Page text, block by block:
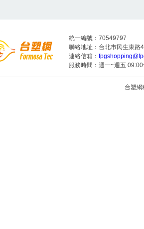
統一編號：70549797
聯絡地址：台北市民生東路
連絡信箱：
服務時間：週一~週五
台塑